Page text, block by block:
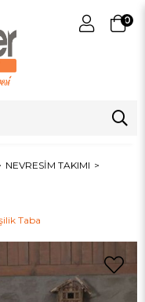
0
NEVRESİM TAKIMI
Taba